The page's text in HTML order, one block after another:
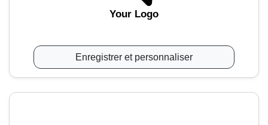
Your Logo
Enregistrer et personnaliser